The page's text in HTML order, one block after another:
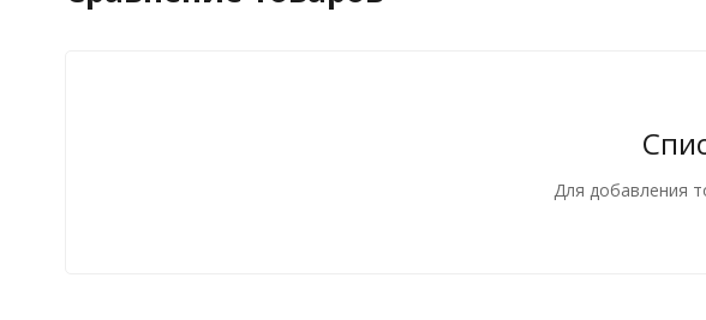
Для добавления